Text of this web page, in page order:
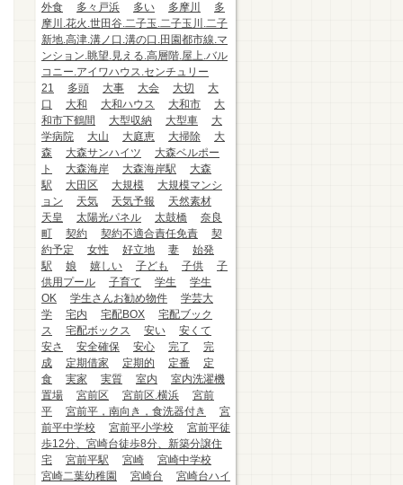
外食
多々戸浜 多い 多摩川
多
摩川.花火.世田谷.二子玉.二子玉川.二子
新地.高津.溝ノ口.溝の口.田園都市線.マ
ンション.眺望.見える.高層階.屋上.バル
コニー.アイワハウス.センチュリー
21
多頭 大事 大会 大切
大
口
大和 大和ハウス 大和市
大
和市下鶴間
大型収納 大型車
大
学病院
大山 大庭恵 大掃除
大
森
大森サンハイツ
大森ベルポー
ト
大森海岸 大森海岸駅
大森
駅
大田区 大規模
大規模マンシ
ョン
天気 天気予報
天然素材
天皇
太陽光パネル 太鼓橋
奈良
町
契約 契約不適合責任免責
契
約予定
女性 好立地 妻
始発
駅
娘 嬉しい 子ども 子供
子
供用プール
子育て 学生
学生
OK
学生さんお勧め物件
学芸大
学
宅内 宅配BOX
宅配ブック
ス
宅配ボックス 安い
安くて
安さ
安全確保 安心 完了
完
成
定期借家 定期的 定番
定
食
実家 実質 室内
室内洗濯機
置場
宮前区 宮前区.横浜
宮前
平
宮前平，南向き，食洗器付き
宮
前平中学校
宮前平小学校
宮前平徒
歩12分、宮崎台徒歩8分、新築分譲住
宅
宮前平駅 宮崎
宮崎中学校
宮崎二葉幼稚園
宮崎台
宮崎台ハイ